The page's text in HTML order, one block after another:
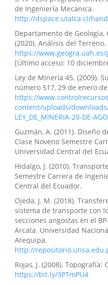
de Ingeniería Mecánica.
http://dspace.utalca.cl/
Departamento de
(2020). Análisis del
https://
[Último acceso: 10
Ley de Minería 45. (2009).
número 517, 29 de enero
https://
content/uploads/downloads/
LEY_DE_MINERIA-20-DE-
Guzmán, A. (2011). Diseño
Clase Noveno Semestre
Universidad Central del
Hidalgo, J. (2010).
Semestre Carrera de
Central del Ecuador.
Ojeda, J. M. (2018).
sistema de transporte con
secciones angostas en el
Arcata. Universidad
Arequipa.
http://
Rojas, J. (2008). Topografía:
https://bit.ly/3PTmPU4